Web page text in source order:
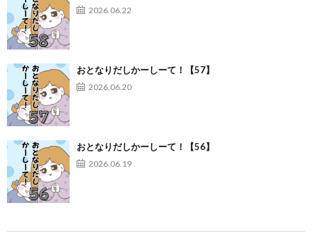
2026.06.22
おとなりだしかーしーて！【57】
2026.06.20
おとなりだしかーしーて！【56】
2026.06.19